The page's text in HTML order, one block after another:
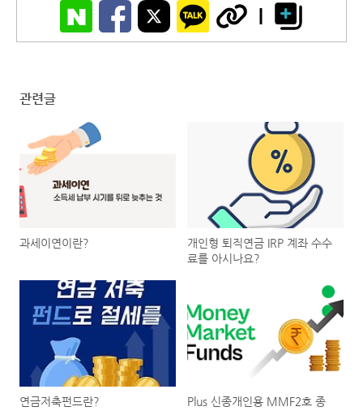
관련글
과세이연이란?
개인형 퇴직연금 IRP 계좌 수수
료를 아시나요?
연금저축펀드란?
Plus 신종개인용 MMF2호 종